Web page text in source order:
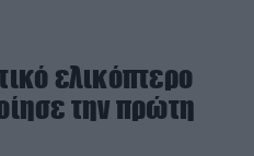
ελικόπτερο
την πρώτη